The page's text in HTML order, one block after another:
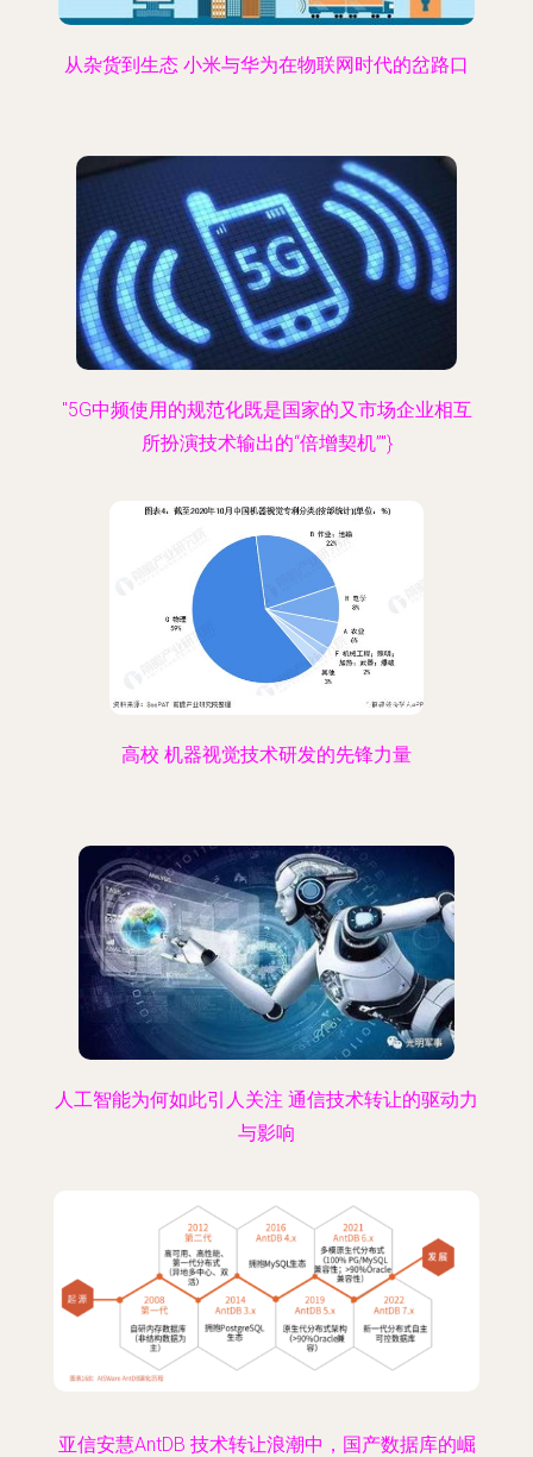
从杂货到生态 小米与华为在物联网时代的岔路口
"5G中频使用的规范化既是国家的又市场企业相互
所扮演技术输出的“倍增契机”"}
高校 机器视觉技术研发的先锋力量
人工智能为何如此引人关注 通信技术转让的驱动力
与影响
亚信安慧AntDB 技术转让浪潮中，国产数据库的崛